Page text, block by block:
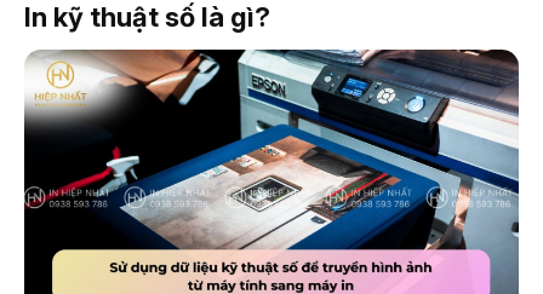
In kỹ thuật số là gì?